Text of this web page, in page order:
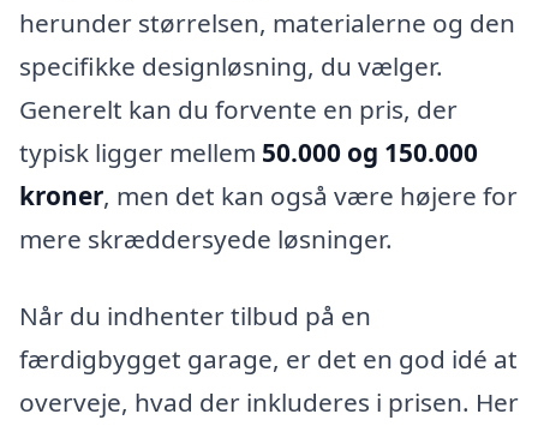
herunder størrelsen, materialerne og den
specifikke designløsning, du vælger.
Generelt kan du forvente en pris, der
typisk ligger mellem 50.000 og 150.000
kroner, men det kan også være højere for
mere skræddersyede løsninger.
Når du indhenter tilbud på en
færdigbygget garage, er det en god idé at
overveje, hvad der inkluderes i prisen. Her